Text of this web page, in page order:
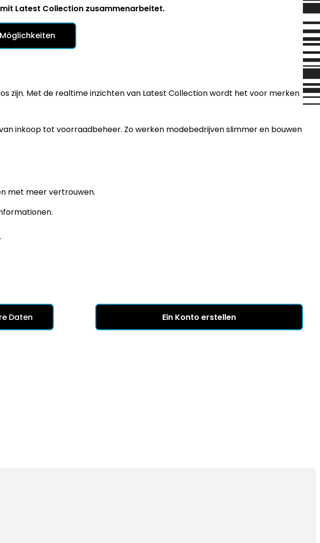
Latest Collection zusammenarbeitet.
zijn. Met de realtime inzichten van Latest Collection wordt het voor merken
inkoop tot voorraadbeheer. Zo werken modebedrijven slimmer en bouwen
met meer vertrouwen.
Daten Ein Konto erstellen